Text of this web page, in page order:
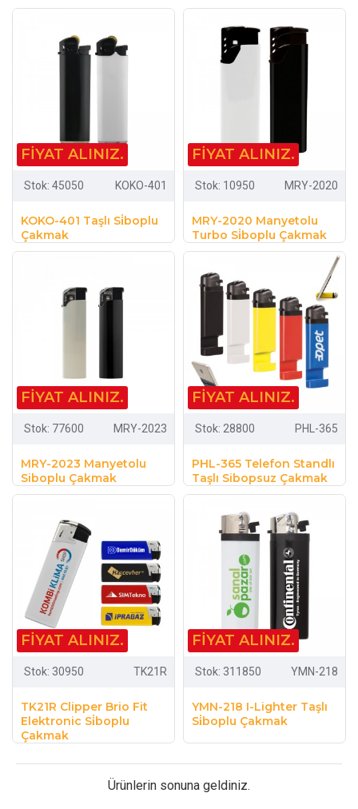
FIYAT ALINIZ.
Stok: 45050 KOKO-401
KOKO-401 Taşlı Si̇boplu
Çakmak
FIYAT ALINIZ.
Stok: 10950 MRY-2020
MRY-2020 Manyetolu
Turbo Si̇boplu Çakmak
FIYAT ALINIZ.
Stok: 77600 MRY-2023
MRY-2023 Manyetolu
Siboplu Çakmak
FIYAT ALINIZ.
Stok: 28800 PHL-365
PHL-365 Telefon Standlı
Taşlı Sibopsuz Çakmak
FIYAT ALINIZ.
Stok: 30950 TK21R
TK21R Clipper Brio Fit
Elektronic Si̇boplu
Çakmak
FIYAT ALINIZ.
Stok: 311850 YMN-218
YMN-218 I-Lighter Taşlı
Si̇boplu Çakmak
Ürünlerin sonuna geldiniz.